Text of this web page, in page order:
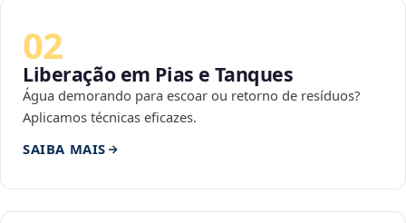
02
Liberação em Pias e Tanques
Água demorando para escoar ou retorno de resíduos?
Aplicamos técnicas eficazes.
SAIBA MAIS